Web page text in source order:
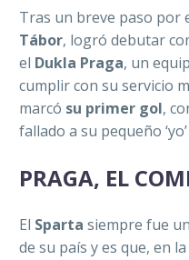
Tras un breve paso por
Tábor, logró debutar
el Dukla Praga, un
cumplir con su servicio
marcó su primer gol,
fallado a su pequeño
PRAGA, EL
El Sparta siempre fue
de su país y es que, en